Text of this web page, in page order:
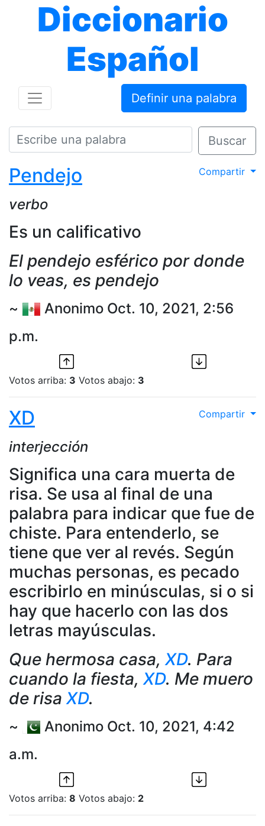
Diccionario
Español
Definir una palabra
Buscar
Compartir
Pendejo
verbo
Es un calificativo
El pendejo esférico por donde
lo veas, es pendejo
~
Anonimo Oct. 10, 2021, 2:56
p.m.
Votos arriba: 3 Votos abajo: 3
Compartir
XD
interjección
Significa una cara muerta de
risa. Se usa al final de una
palabra para indicar que fue de
chiste. Para entenderlo, se
tiene que ver al revés. Según
muchas personas, es pecado
escribirlo en minúsculas, si o si
hay que hacerlo con las dos
letras mayúsculas.
Que hermosa casa,XD. Para
cuando la fiesta,XD. Me muero
de risaXD.
~
Anonimo Oct. 10, 2021, 4:42
a.m.
Votos arriba: 8 Votos abajo: 2